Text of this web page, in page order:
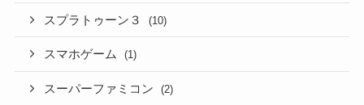
スプラトゥーン３ (10)
スマホゲーム (1)
スーパーファミコン (2)